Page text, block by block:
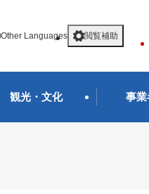
Other Languages 閲覧補助
観光・文化 事